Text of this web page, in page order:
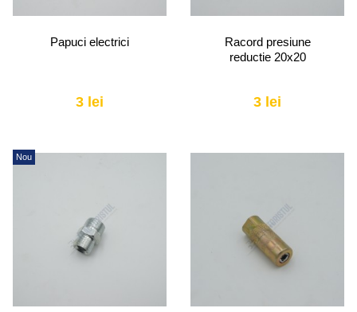
Papuci electrici
3 lei
Racord presiune
reductie 20x20
3 lei
Nou